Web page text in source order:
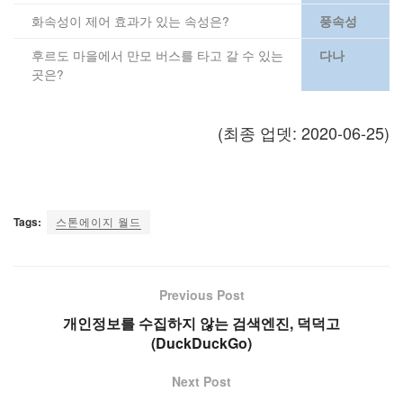
화속성이 제어 효과가 있는 속성은? 풍속성
후르도 마을에서 만모 버스를 타고 갈 수 있는
곳은?
다나
(최종 업뎃: 2020-06-25)
Tags: 스톤에이지 월드
Previous Post
개인정보를 수집하지 않는 검색엔진, 덕덕고
(DuckDuckGo)
Next Post